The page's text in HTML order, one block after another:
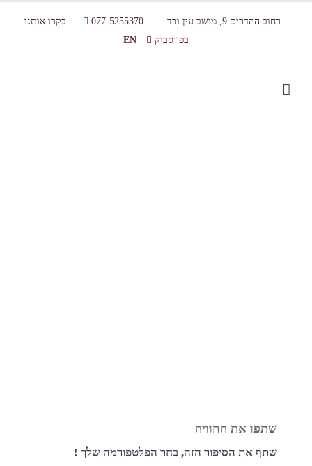
רחוב ההדרים 9, מושב עין ורד 077-5255370
בקרו אותנו
בפייסבוק
EN
שתף את הסיפור הזה, בחר הפלטפורמה שלך !